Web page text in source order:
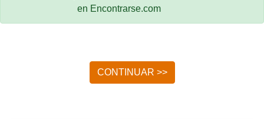
en Encontrarse.com
CONTINUAR >>